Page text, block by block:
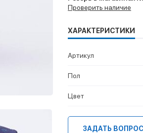
Проверить наличие
ХАРАКТЕРИСТИКИ
Артикул
Пол
Цвет
ЗАДАТЬ